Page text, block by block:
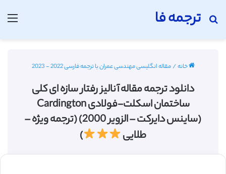
ترجمه فا
جستجو برای
خانه/مقاله انگلیسی مهندسی عمران با ترجمه فارسی 2022 - 2023
دانلود ترجمه مقاله آنالیز رفتار سازه ای کلی
ساختمان اسکلت-فولادی Cardington
(ساینس دایرکت – الزویر 2000) (ترجمه ویژه –
طلایی
)